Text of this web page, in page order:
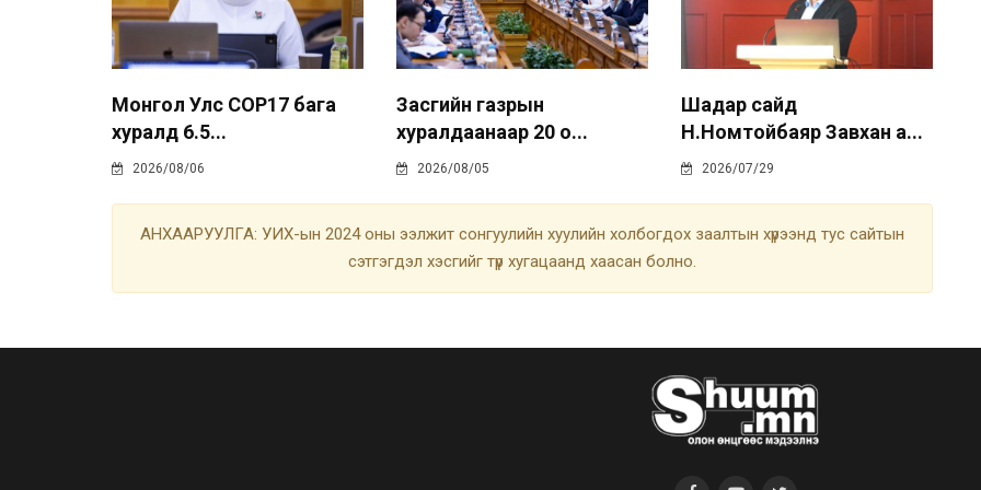
Монгол Улс COP17 бага
хуралд 6.5...
2026/08/06
Засгийн газрын
хуралдаанаар 20 о...
2026/08/05
Шадар сайд
Н.Номтойбаяр Завхан а...
2026/07/29
АНХААРУУЛГА: УИХ-ын 2024 оны ээлжит сонгуулийн хуулийн холбогдох заалтын хүрээнд тус сайтын
сэтгэгдэл хэсгийг түр хугацаанд хаасан болно.